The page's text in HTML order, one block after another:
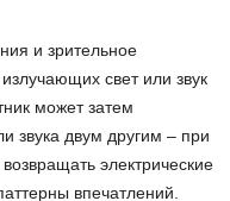
и зрительное
свет или звук
может затем
звука двум другим – при
электрические
впечатлений.